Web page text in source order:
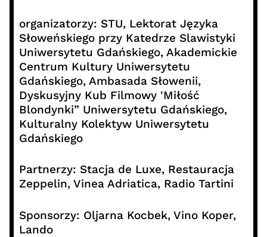
organizatorzy: STU, Lektorat Języka
Słoweńskiego przy Katedrze Slawistyki
Uniwersytetu Gdańskiego, Akademickie
Centrum Kultury Uniwersytetu
Gdańskiego, Ambasada Słowenii,
Dyskusyjny Kub Filmowy 'Miłość
Blondynki” Uniwersytetu Gdańskiego,
Kulturalny Kolektyw Uniwersytetu
Gdańskiego
Partnerzy: Stacja de Luxe, Restauracja
Zeppelin, Vinea Adriatica, Radio Tartini
Sponsorzy: Oljarna Kocbek, Vino Koper,
Lando